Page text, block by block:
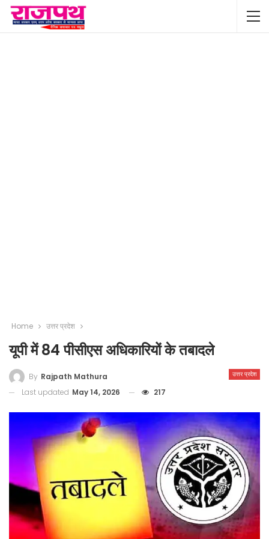
Home उत्तर प्रदेश
यूपी में 84 पीसीएस अधिकारियों के तबादले
उत्तर प्रदेश
By Rajpath Mathura
Last updated May 14, 2026 217